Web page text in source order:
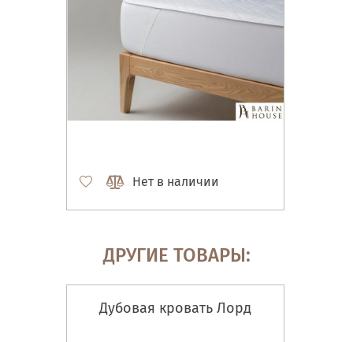
Нет в наличии
ДРУГИЕ ТОВАРЫ:
Дубовая кровать Лорд